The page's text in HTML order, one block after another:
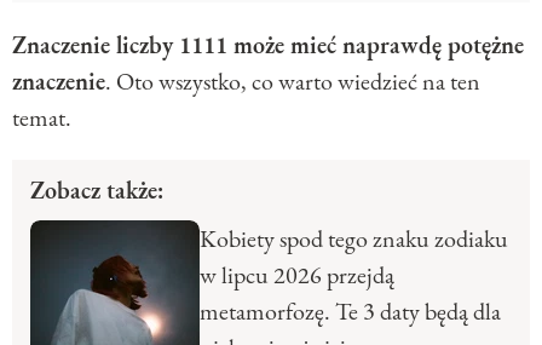
Znaczenie liczby 1111 może mieć naprawdę potężne
znaczenie. Oto wszystko, co warto wiedzieć na ten
temat.
Zobacz także:
Kobiety spod tego znaku zodiaku
w lipcu 2026 przejdą
metamorfozę. Te 3 daty będą dla